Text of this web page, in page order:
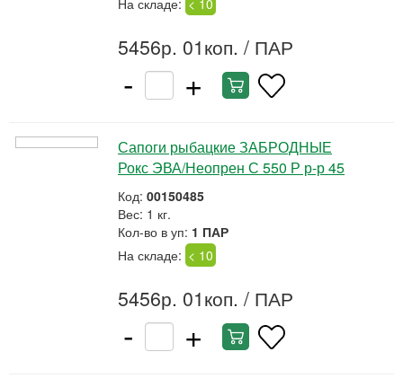
На складе: < 10
5456р. 01коп. / ПАР
- +
Сапоги рыбацкие ЗАБРОДНЫЕ
Рокс ЭВА/Неопрен С 550 Р р-р 45
Код: 00150485
Вес: 1 кг.
Кол-во в уп: 1 ПАР
На складе: < 10
5456р. 01коп. / ПАР
- +